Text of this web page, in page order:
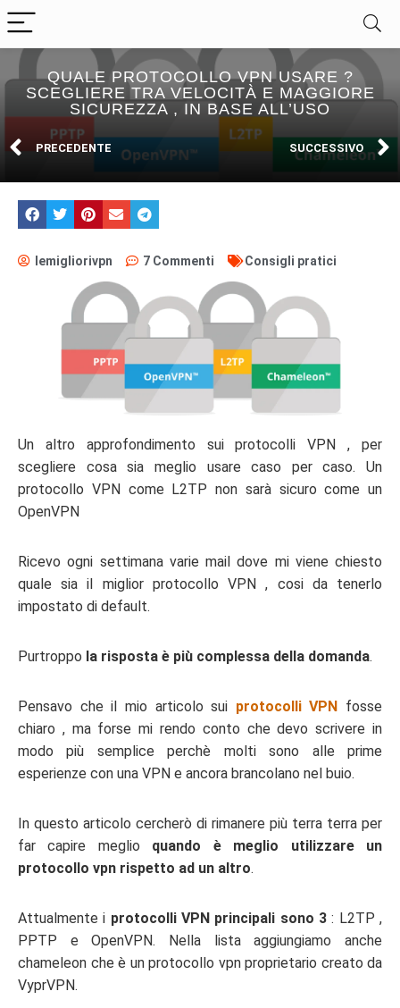
QUALE PROTOCOLLO VPN USARE ?
SCEGLIERE TRA VELOCITÀ E MAGGIORE
SICUREZZA , IN BASE ALL’USO
PRECEDENTE SUCCESSIVO
lemigliorivpn 7 Commenti Consigli pratici
Un altro approfondimento sui protocolli VPN , per
scegliere cosa sia meglio usare caso per caso. Un
protocollo VPN come L2TP non sarà sicuro come un
OpenVPN
Ricevo ogni settimana varie mail dove mi viene chiesto
quale sia il miglior protocollo VPN , cosi da tenerlo
impostato di default.
Purtroppo la risposta è più complessa della domanda.
Pensavo che il mio articolo sui protocolli VPN fosse
chiaro , ma forse mi rendo conto che devo scrivere in
modo più semplice perchè molti sono alle prime
esperienze con una VPN e ancora brancolano nel buio.
In questo articolo cercherò di rimanere più terra terra per
far capire meglio quando è meglio utilizzare un
protocollo vpn rispetto ad un altro.
Attualmente i protocolli VPN principali sono 3 : L2TP ,
PPTP e OpenVPN. Nella lista aggiungiamo anche
chameleon che è un protocollo vpn proprietario creato da
VyprVPN.